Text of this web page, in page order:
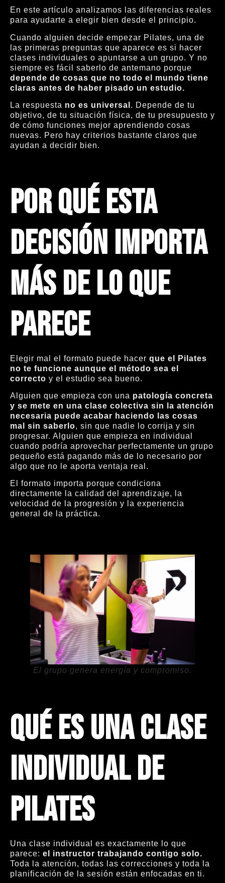
En este artículo analizamos las diferencias reales
para ayudarte a elegir bien desde el principio.
Cuando alguien decide empezar Pilates, una de
las primeras preguntas que aparece es si hacer
clases individuales o apuntarse a un grupo. Y no
siempre es fácil saberlo de antemano porque
depende de cosas que no todo el mundo tiene
claras antes de haber pisado un estudio.
La respuesta no es universal . Depende de tu
objetivo, de tu situación física, de tu presupuesto y
de cómo funciones mejor aprendiendo cosas
nuevas. Pero hay criterios bastante claros que
ayudan a decidir bien.
Por qué esta
decisión importa
más de lo que
parece
Elegir mal el formato puede hacer que el Pilates
no te funcione aunque el método sea el
correcto y el estudio sea bueno.
Alguien que empieza con una patología concreta
y se mete en una clase colectiva sin la atención
necesaria puede acabar haciendo las cosas
mal sin saberlo, sin que nadie lo corrija y sin
progresar. Alguien que empieza en individual
cuando podría aprovechar perfectamente un grupo
pequeño está pagando más de lo necesario por
algo que no le aporta ventaja real.
El formato importa porque condiciona
directamente la calidad del aprendizaje, la
velocidad de la progresión y la experiencia
general de la práctica.
El grupo genera energía y compromiso.
Qué es una clase
individual de
Pilates
Una clase individual es exactamente lo que
parece: el instructor trabajando contigo solo.
Toda la atención, todas las correcciones y toda la
planificación de la sesión están enfocadas en ti.